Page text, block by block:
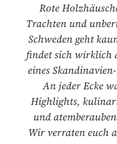
Rote
Trachten und
Schweden geht
findet sich wirklich
eines
An jeder Ecke
Highlights,
und
Wir verraten euch